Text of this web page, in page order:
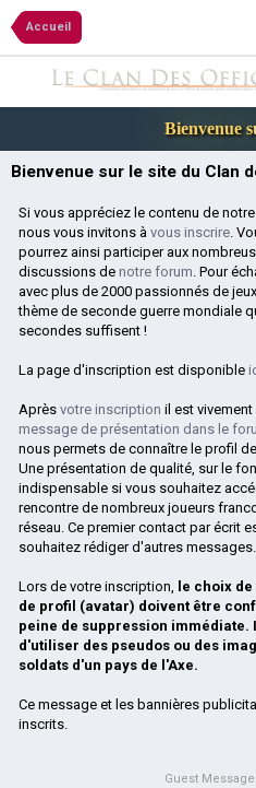
Accueil
Bienvenue
Bienvenue sur le site du Clan
Si vous appréciez le contenu de
nous vous invitons à vous inscrire.
pourrez ainsi participer aux
discussions de notre forum. Pour
avec plus de 2000 passionnés de
thème de seconde guerre mondiale
secondes suffisent !
La page d'inscription est disponible
Après votre inscription il est
message de présentation dans le
nous permets de connaître le profil
Une présentation de qualité, sur le
indispensable si vous souhaitez
rencontre de nombreux joueurs
réseau. Ce premier contact par écrit
souhaitez rédiger d'autres messages.
Lors de votre inscription, le choix
de profil (avatar) doivent être
peine de suppression immédiate.
d'utiliser des pseudos ou des
soldats d'un pays de l'Axe.
Ce message et les bannières
inscrits.
Guest